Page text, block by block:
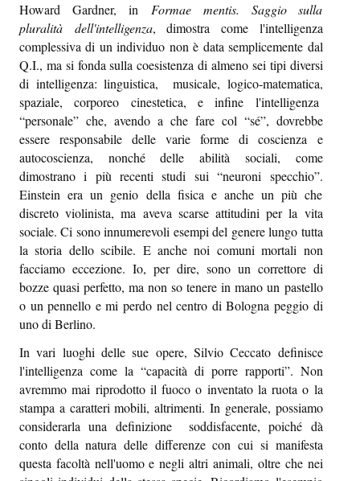
Editoriale
Open
Asteri
Episcatti
Epikastron
Epillole
Howard Gardner, in Formae mentis. Saggio sulla
pluralità dell'intelligenza, dimostra come l'intelligenza
complessiva di un individuo non è data semplicemente dal
Q.I., ma si fonda sulla coesistenza di almeno sei tipi diversi
di intelligenza: linguistica, musicale, logico-matematica,
spaziale, corporeo cinestetica, e infine l'intelligenza
“personale” che, avendo a che fare col “sé”, dovrebbe
essere responsabile delle varie forme di coscienza e
autocoscienza, nonché delle abilità sociali, come
dimostrano i più recenti studi sui “neuroni specchio”.
Einstein era un genio della fisica e anche un più che
discreto violinista, ma aveva scarse attitudini per la vita
sociale. Ci sono innumerevoli esempi del genere lungo tutta
la storia dello scibile. E anche noi comuni mortali non
facciamo eccezione. Io, per dire, sono un correttore di
bozze quasi perfetto, ma non so tenere in mano un pastello
o un pennello e mi perdo nel centro di Bologna peggio di
uno di Berlino.
In vari luoghi delle sue opere, Silvio Ceccato definisce
l'intelligenza come la “capacità di porre rapporti”. Non
avremmo mai riprodotto il fuoco o inventato la ruota o la
stampa a caratteri mobili, altrimenti. In generale, possiamo
considerarla una definizione soddisfacente, poiché dà
conto della natura delle differenze con cui si manifesta
questa facoltà nell'uomo e negli altri animali, oltre che nei